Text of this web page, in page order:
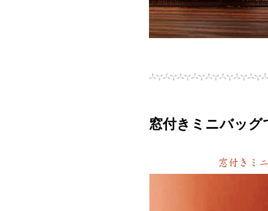
窓付きミニバッグ